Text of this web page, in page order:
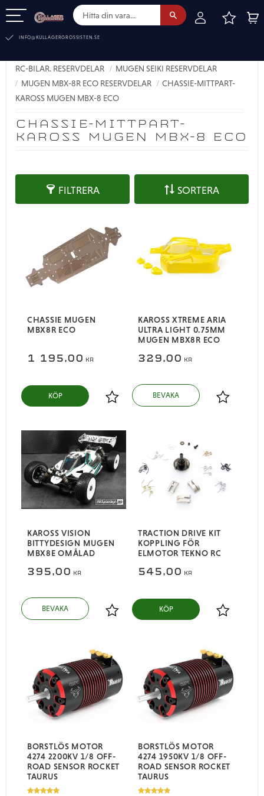
INFO@KULLAGERGROSSISTEN.SE
TEL:010-519 00 30
CHASSIE-MITTPART-
KAROSS MUGEN MBX-8 ECO
RC-BILAR. RESERVDELAR
MUGEN SEIKI RESERVDELAR
MUGEN MBX-8R ECO RESERVDELAR
CHASSIE-MITTPART-
KAROSS MUGEN MBX-8 ECO
FILTRERA SORTERA
CHASSIE MUGEN
MBX8R ECO
1 195,00 KR
Lägg till i favoriter
KÖP
KAROSS XTREME ARIA
ULTRA LIGHT 0.75MM
MUGEN MBX8R ECO
329,00 KR
Lägg till i
KAROSS VISION
BITTYDESIGN MUGEN
MBX8E OMÅLAD
395,00 KR
Lägg till i favoriter
TRACTION DRIVE KIT
KOPPLING FÖR
ELMOTOR TEKNO RC
545,00 KR
Lägg till i
KÖP
BORSTLÖS MOTOR
4274 2200KV 1/8 OFF-
ROAD SENSOR ROCKET
TAURUS
BORSTLÖS MOTOR
4274 1950KV 1/8 OFF-
ROAD SENSOR ROCKET
TAURUS